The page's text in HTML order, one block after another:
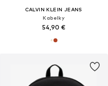
CALVIN KLEIN JEANS
Kabelky
54,90 €